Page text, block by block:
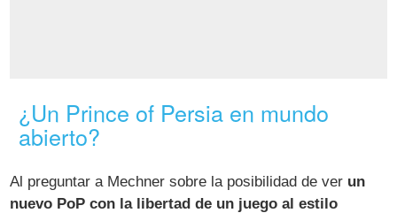
¿Un Prince of Persia en mundo
abierto?
Al preguntar a Mechner sobre la posibilidad de ver un
nuevo PoP con la libertad de un juego al estilo